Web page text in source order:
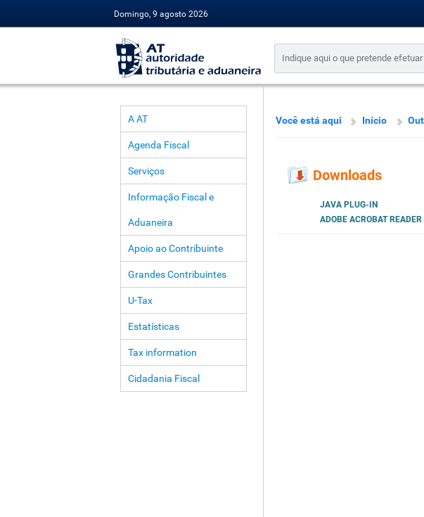
Domingo, 9 agosto 2026
A AT
Agenda Fiscal
Serviços
Informação Fiscal e
Aduaneira
Apoio ao Contribuinte
Grandes Contribuintes
U-Tax
Estatísticas
Tax information
Cidadania Fiscal
Você está aqui Início
Downloads
JAVA PLUG-IN
ADOBE ACROBAT READER